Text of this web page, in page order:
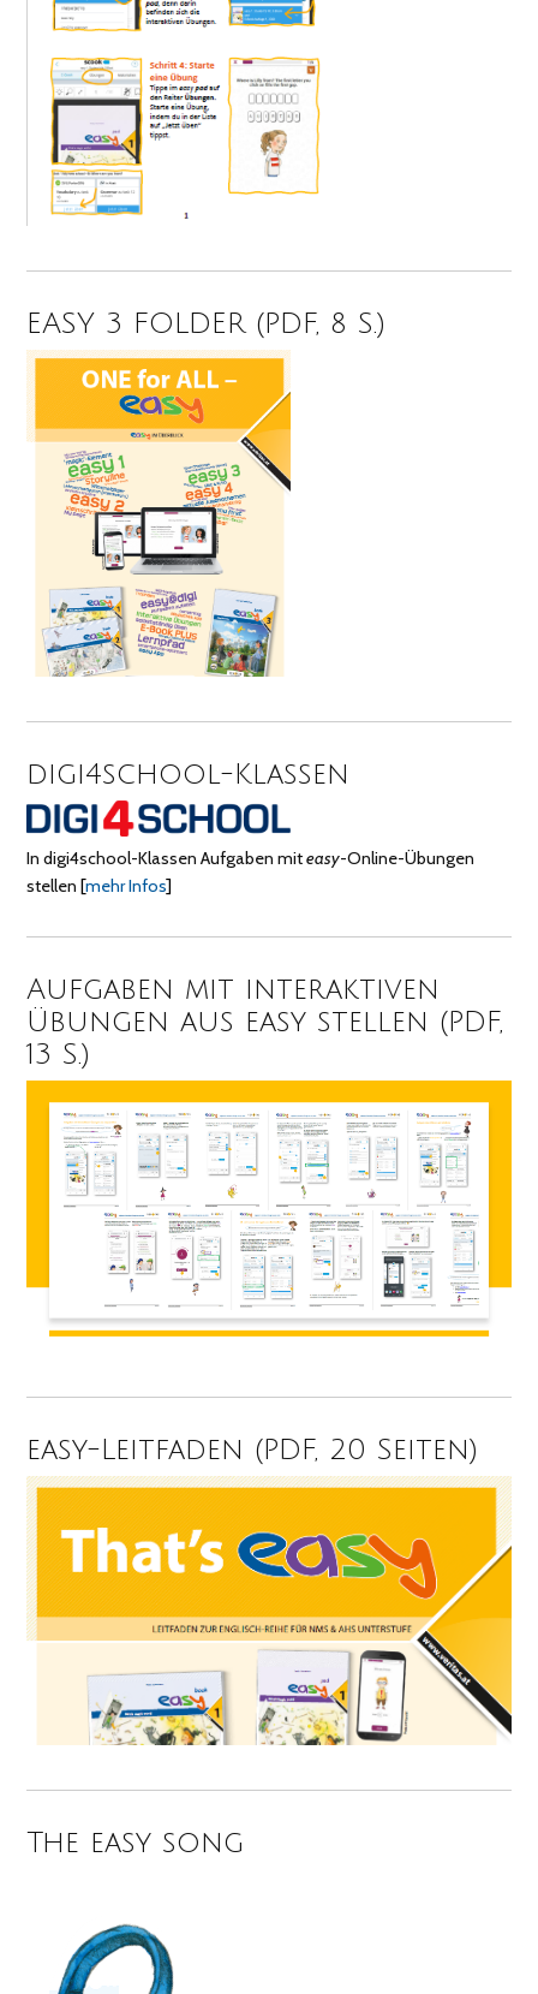
EASY 3 FOLDER (PDF, 8 S.)
digi4school-Klassen
In digi4school-Klassen Aufgaben miteasy-Online-Übungen
stellen[mehr Infos]
Aufgaben mit interaktiven
Übungen aus easy stellen (PDF,
13 S.)
easy-Leitfaden (PDF, 20 Seiten)
The easy song